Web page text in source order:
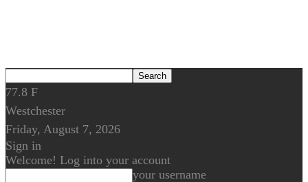
77.8 F
Westchester
Friday, August 7, 2026
Sign in
Welcome! Log into your account
your username